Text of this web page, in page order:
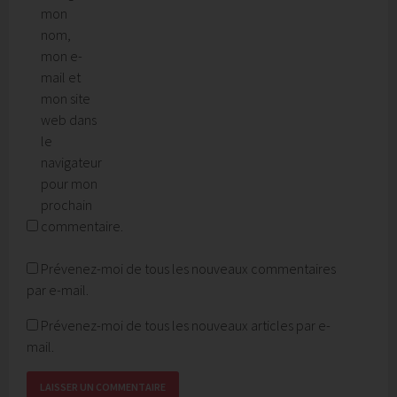
mon
nom,
mon e-
mail et
mon site
web dans
le
navigateur
pour mon
prochain
commentaire.
Prévenez-moi de tous les nouveaux commentaires
par e-mail.
Prévenez-moi de tous les nouveaux articles par e-
mail.